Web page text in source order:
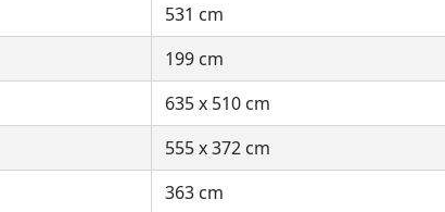
531 cm
199 cm
635 x 510 cm
555 x 372 cm
363 cm